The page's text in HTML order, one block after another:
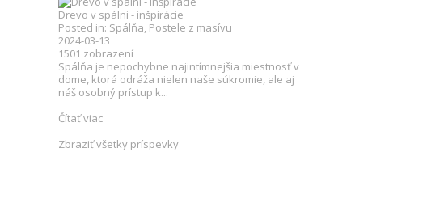
Drevo v spálni - inšpirácie
Posted in: Spálňa, Postele z masívu
2024-03-13
1501 zobrazení
Spálňa je nepochybne najintímnejšia miestnosť v
dome, ktorá odráža nielen naše súkromie, ale aj
náš osobný prístup k...
Čítať viac
Zbraziť všetky príspevky